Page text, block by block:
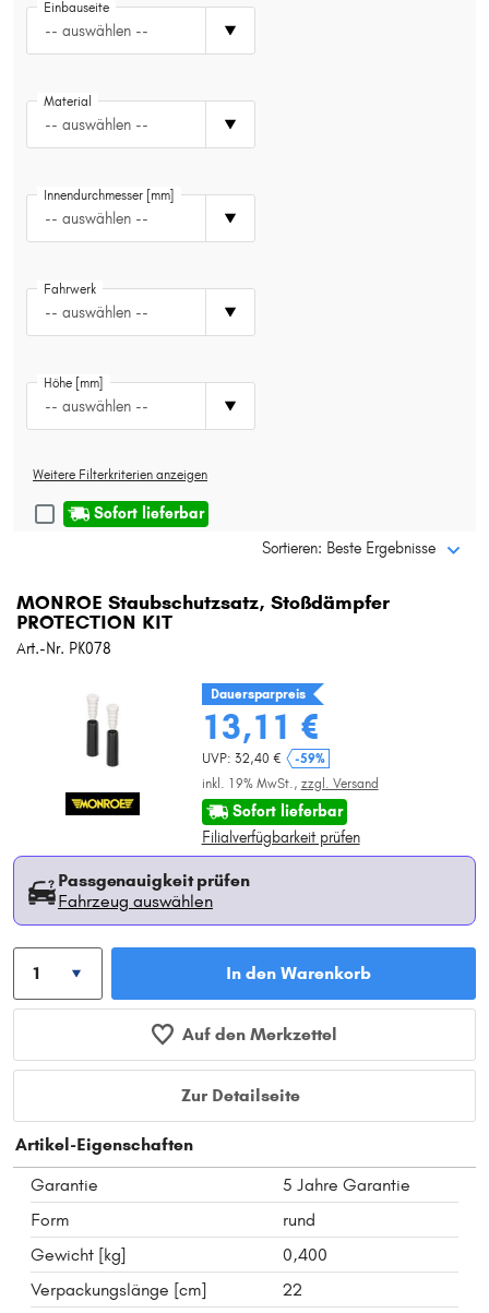
Typ wählen
Einbauseite
-- auswählen --
Material
-- auswählen --
Innendurchmesser [mm]
-- auswählen --
Fahrwerk
-- auswählen --
Höhe [mm]
-- auswählen --
Weitere Filterkriterien anzeigen
Sofort lieferbar
Sortieren: Beste Ergebnisse
MONROE Staubschutzsatz, Stoßdämpfer
PROTECTION KIT
Art.-Nr. PK078
Dauersparpreis
13,11 €
UVP: 32,40 €
-59%
inkl. 19% MwSt., zzgl. Versand
Sofort lieferbar
Filialverfügbarkeit prüfen
Passgenauigkeit prüfen
Fahrzeug auswählen
In den Warenkorb
Auf den Merkzettel
Zur Detailseite
Artikel-Eigenschaften
Garantie
5 Jahre Garantie
Form
rund
Gewicht [kg]
0,400
Verpackungslänge [cm]
22